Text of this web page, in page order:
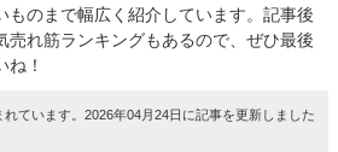
ものまで幅広く紹介しています。記事後
売れ筋ランキングもあるので、ぜひ最後
ね！
ています。2026年04月24日に記事を更新しました